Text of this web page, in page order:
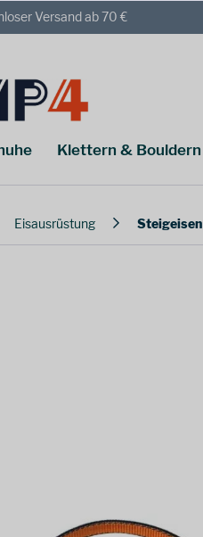
Versand ab 70 €
Klettern & Bouldern
Eisausrüstung Steigeisen